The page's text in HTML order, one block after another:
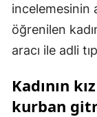
incelemesinin
öğrenilen
aracı ile adli
Kadının
kurban